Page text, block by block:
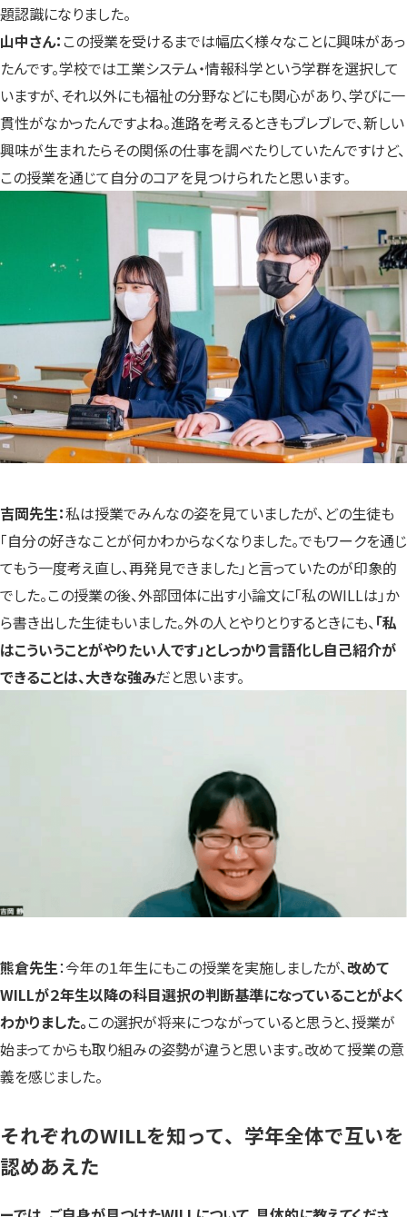
題認識になりました。
山中さん： この授業を受けるまでは幅広く様々なことに興味があっ
たんです。学校では工業システム・情報科学という学群を選択して
いますが、それ以外にも福祉の分野などにも関心があり、学びに一
貫性がなかったんですよね。進路を考えるときもブレブレで、新しい
興味が生まれたらその関係の仕事を調べたりしていたんですけど、
この授業を通じて自分のコアを見つけられたと思います。
吉岡先生：私は授業でみんなの姿を見ていましたが、どの生徒も
「自分の好きなことが何かわからなくなりました。でもワークを通じ
てもう一度考え直し、再発見できました」と言っていたのが印象的
でした。この授業の後、外部団体に出す小論文に「私のWILLは」か
ら書き出した生徒もいました。外の人とやりとりするときにも、 「私
はこういうことがやりたい人です」としっかり言語化し自己紹介が
できることは、大きな強みだと思います。
熊倉先生：今年の１年生にもこの授業を実施しましたが、改めて
WILLが２年生以降の科目選択の判断基準になっていることがよく
わかりました。この選択が将来につながっていると思うと、授業が
始まってからも取り組みの姿勢が違うと思います。改めて授業の意
義を感じました。
それぞれのWILLを知って、学年全体で互いを
認めあえた